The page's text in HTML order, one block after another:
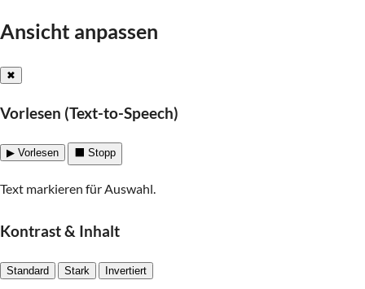
Ansicht anpassen
✖
Vorlesen (Text-to-Speech)
▶ Vorlesen ⬛ Stopp
Text markieren für Auswahl.
Kontrast & Inhalt
Standard Stark Invertiert